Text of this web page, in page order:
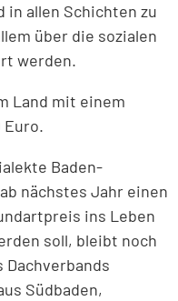
in allen Schichten zu
über die sozialen
werden.
Land mit einem
Euro.
Baden-
nächstes Jahr einen
ins Leben
soll, bleibt noch
Dachverbands
Südbaden,